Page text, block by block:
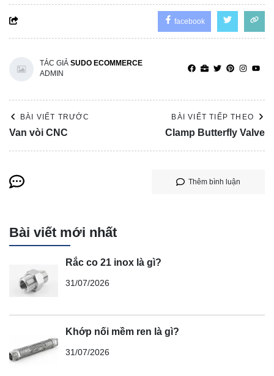
facebook
TÁC GIẢ SUDO ECOMMERCE
ADMIN
BÀI VIẾT TRƯỚC
Van vòi CNC
BÀI VIẾT TIẾP THEO
Clamp Butterfly Valve
Thêm bình luận
Bài viết mới nhất
Rắc co 21 inox là gì?
31/07/2026
Khớp nối mềm ren là gì?
31/07/2026